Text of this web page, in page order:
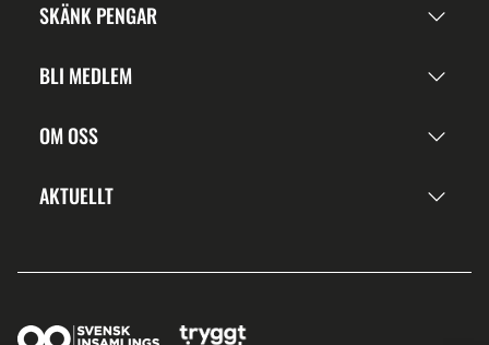
SKÄNK PENGAR
BLI MEDLEM
OM OSS
AKTUELLT